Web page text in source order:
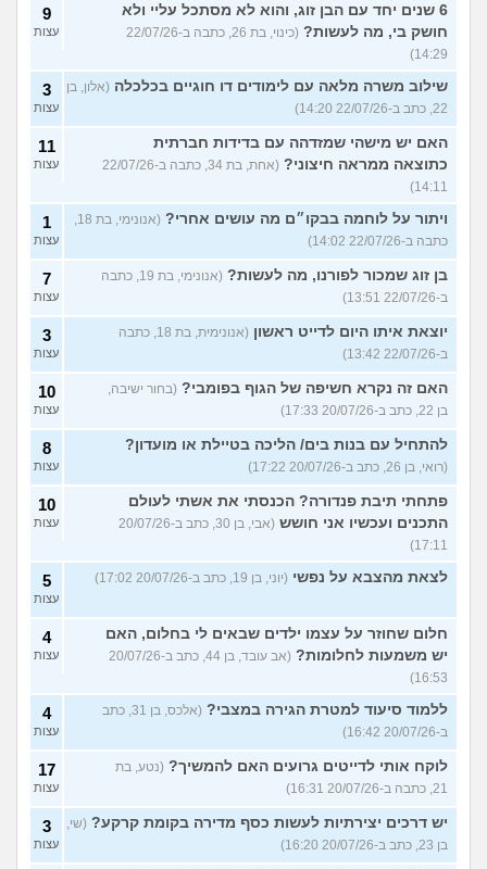
6 שנים יחד עם הבן זוג, והוא לא מסתכל עליי ולא
חושק בי, מה לעשות?
(כינוי, בת 26, כתבה ב-22/07/26
14:29)
9
עצות
שילוב משרה מלאה עם לימודים דו חוגיים בכלכלה (אלון, בן
22, כתב ב-22/07/26 14:20)
3
עצות
האם יש מישהי שמזדהה עם בדידות חברתית
כתוצאה ממראה חיצוני?
(אחת, בת 34, כתבה ב-22/07/26
14:11)
11
עצות
ויתור על לוחמה בבקו״ם מה עושים אחרי?
כתבה ב-22/07/26 14:02)
1
עצות
בן זוג שמכור לפורנו, מה לעשות?
(אנונימי, בת 19, כתבה
ב-22/07/26 13:51)
7
עצות
יוצאת איתו היום לדייט ראשון
(אנונימית, בת 18, כתבה
ב-22/07/26 13:42)
3
עצות
האם זה נקרא חשיפה של הגוף בפומבי? (בחור ישיבה,
בן 22, כתב ב-20/07/26 17:33)
10
עצות
להתחיל עם בנות בים/ הליכה בטיילת או מועדון?
(רואי, בן 26, כתב ב-20/07/26 17:22)
8
עצות
פתחתי תיבת פנדורה? הכנסתי את אשתי לעולם
התכנים ועכשיו אני חושש
(אבי, בן 30, כתב ב-20/07/26
17:11)
10
עצות
לצאת מהצבא על נפשי (יוני, בן 19, כתב ב-20/07/26 17:02) 5
עצות
חלום שחוזר על עצמו ילדים שבאים לי בחלום, האם
יש משמעות לחלומות?
(אב עובד, בן 44, כתב ב-20/07/26
16:53)
4
עצות
ללמוד סיעוד למטרת הגירה במצבי?
(אלכס, בן 31, כתב
ב-20/07/26 16:42)
4
עצות
לוקח אותי לדייטים גרועים האם להמשיך? (נטע, בת
21, כתבה ב-20/07/26 16:31)
17
עצות
יש דרכים יצירתיות לעשות כסף מדירה בקומת קרקע? (שי,
בן 23, כתב ב-20/07/26 16:20)
3
עצות